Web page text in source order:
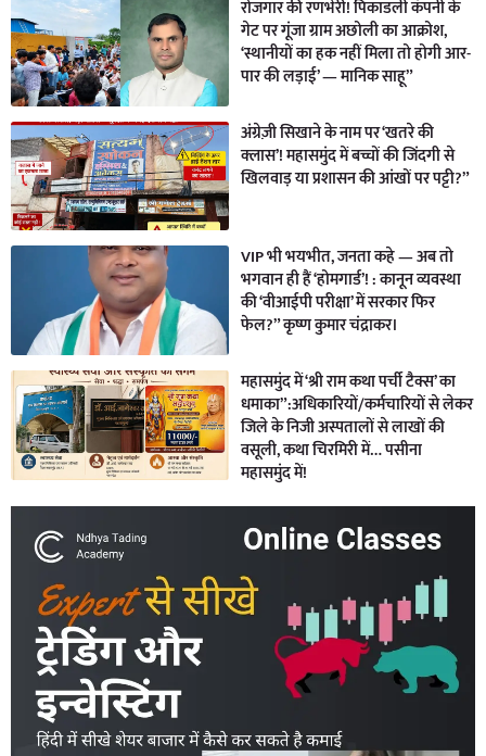
रोजगार की रणभेरी! पिकाडली कंपनी के
गेट पर गूंजा ग्राम अछोली का आक्रोश,
‘स्थानीयों का हक नहीं मिला तो होगी आर-
पार की लड़ाई’ — मानिक साहू”
अंग्रेज़ी सिखाने के नाम पर ‘खतरे की
क्लास’! महासमुंद में बच्चों की जिंदगी से
खिलवाड़ या प्रशासन की आंखों पर पट्टी?”
VIP भी भयभीत, जनता कहे — अब तो
भगवान ही हैं ‘होमगार्ड’! : कानून व्यवस्था
की ‘वीआईपी परीक्षा’ में सरकार फिर
फेल?” कृष्ण कुमार चंद्राकर।
महासमुंद में ‘श्री राम कथा पर्ची टैक्स’ का
धमाका”:अधिकारियों/कर्मचारियों से लेकर
जिले के निजी अस्पतालों से लाखों की
वसूली, कथा चिरमिरी में… पसीना
महासमुंद में!